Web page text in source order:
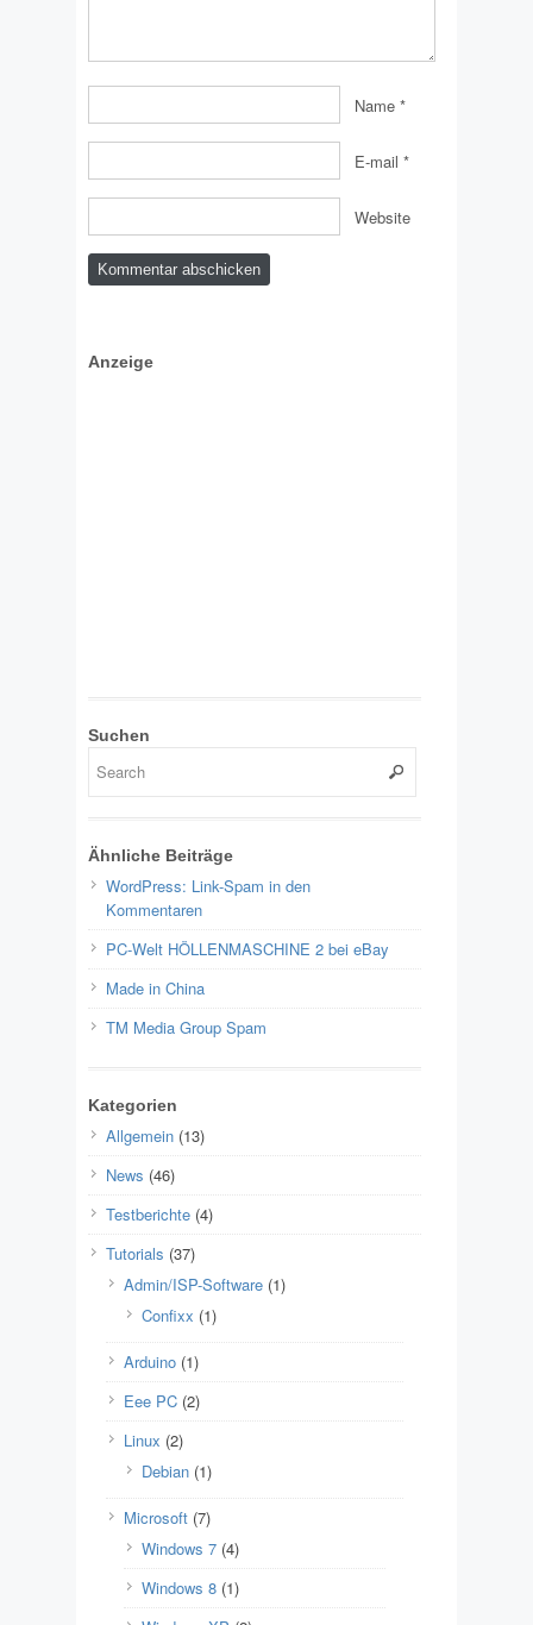
Name *
E-mail *
Website
Anzeige
Suchen
Ähnliche Beiträge
WordPress: Link-Spam in den
Kommentaren
PC-Welt HÖLLENMASCHINE 2 bei eBay
Made in China
TM Media Group Spam
Kategorien
Allgemein (13)
News (46)
Testberichte (4)
Tutorials (37)
Admin/ISP-Software (1)
Confixx (1)
Arduino (1)
Eee PC (2)
Linux (2)
Debian (1)
Microsoft (7)
Windows 7 (4)
Windows 8 (1)